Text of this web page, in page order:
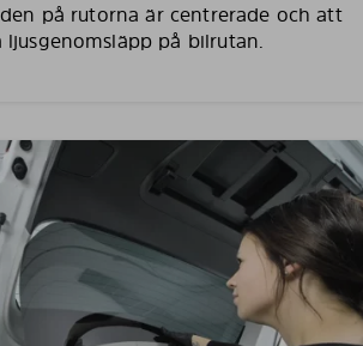
på rutorna är centrerade och att
på bilrutan.